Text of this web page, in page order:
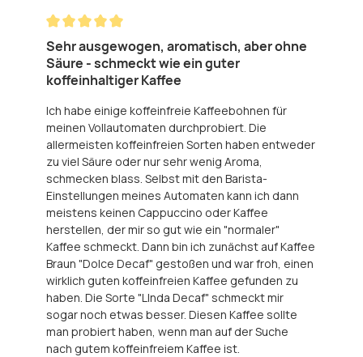
Bewertung mit 5 von 5 Sternen
Sehr ausgewogen, aromatisch, aber ohne
Säure - schmeckt wie ein guter
koffeinhaltiger Kaffee
Ich habe einige koffeinfreie Kaffeebohnen für
meinen Vollautomaten durchprobiert. Die
allermeisten koffeinfreien Sorten haben entweder
zu viel Säure oder nur sehr wenig Aroma,
schmecken blass. Selbst mit den Barista-
Einstellungen meines Automaten kann ich dann
meistens keinen Cappuccino oder Kaffee
herstellen, der mir so gut wie ein "normaler"
Kaffee schmeckt. Dann bin ich zunächst auf Kaffee
Braun "Dolce Decaf" gestoßen und war froh, einen
wirklich guten koffeinfreien Kaffee gefunden zu
haben. Die Sorte "LInda Decaf" schmeckt mir
sogar noch etwas besser. Diesen Kaffee sollte
man probiert haben, wenn man auf der Suche
nach gutem koffeinfreiem Kaffee ist.